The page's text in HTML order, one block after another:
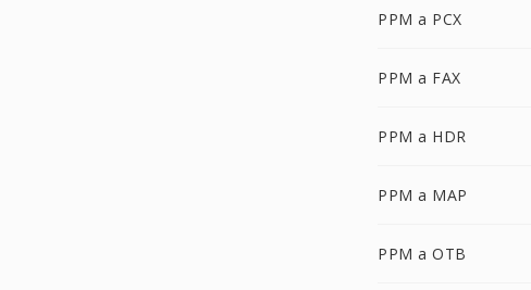
PPM a PCX
PPM a FAX
PPM a HDR
PPM a MAP
PPM a OTB